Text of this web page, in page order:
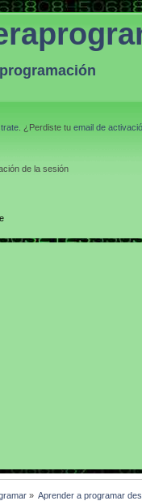
. ¿Perdiste tu email de
de la sesión
» Aprender a programar